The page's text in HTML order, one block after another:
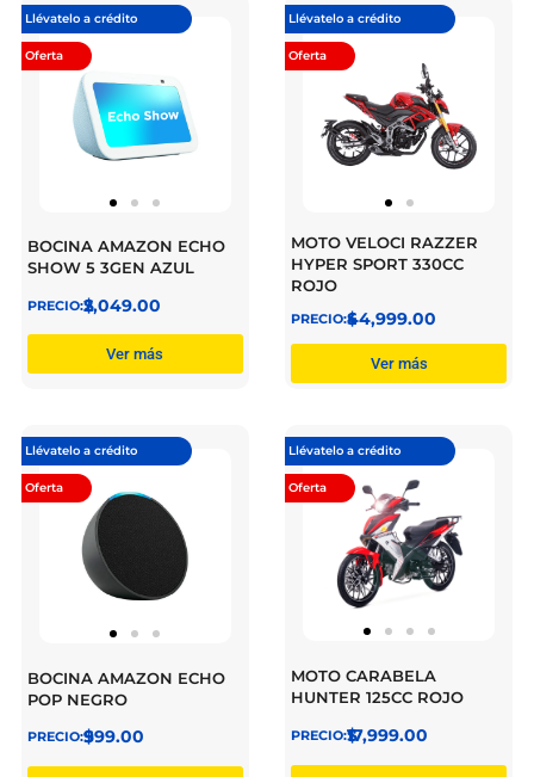
Llévatelo a crédito
Oferta
BOCINA AMAZON ECHO
SHOW 5 3GEN AZUL
$
2,049.00
Ver más
Llévatelo a crédito
Oferta
MOTO VELOCI RAZZER
HYPER SPORT 330CC
ROJO
$
44,999.00
Ver más
Llévatelo a crédito
Oferta
BOCINA AMAZON ECHO
POP NEGRO
$
999.00
Llévatelo a crédito
Oferta
MOTO CARABELA
HUNTER 125CC ROJO
$
17,999.00